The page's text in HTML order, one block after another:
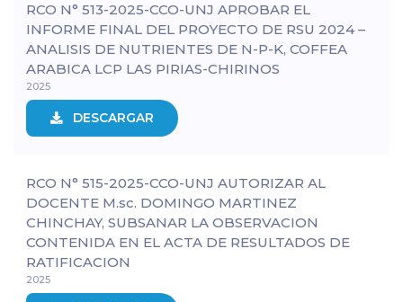
RCO N° 513-2025-CCO-UNJ APROBAR EL
INFORME FINAL DEL PROYECTO DE RSU 2024 –
ANALISIS DE NUTRIENTES DE N-P-K, COFFEA
ARABICA LCP LAS PIRIAS-CHIRINOS
2025
DESCARGAR
RCO N° 515-2025-CCO-UNJ AUTORIZAR AL
DOCENTE M.sc. DOMINGO MARTINEZ
CHINCHAY, SUBSANAR LA OBSERVACION
CONTENIDA EN EL ACTA DE RESULTADOS DE
RATIFICACION
2025